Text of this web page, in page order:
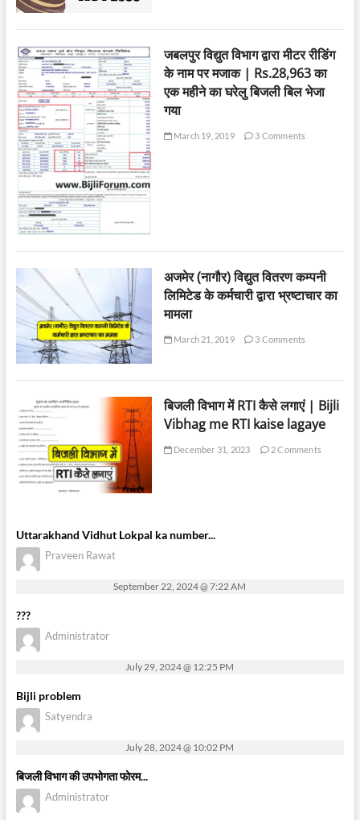
जबलपुर विद्युत विभाग द्वारा मीटर रीडिंग
के नाम पर मजाक | Rs.28,963 का
एक महीने का घरेलु बिजली बिल भेजा
गया
March 19, 2019 3 Comments
अजमेर (नागौर) विद्युत वितरण कम्पनी
लिमिटेड के कर्मचारी द्वारा भ्रष्टाचार का
मामला
March 21, 2019 3 Comments
बिजली विभाग में RTI कैसे लगाएं | Bijli
Vibhag me RTI kaise lagaye
December 31, 2023 2 Comments
Uttarakhand Vidhut Lokpal ka number...
Praveen Rawat
September 22, 2024 @ 7:22 AM
???
Administrator
July 29, 2024 @ 12:25 PM
Bijli problem
Satyendra
July 28, 2024 @ 10:02 PM
बिजली विभाग की उपभोगता फोरम...
Administrator